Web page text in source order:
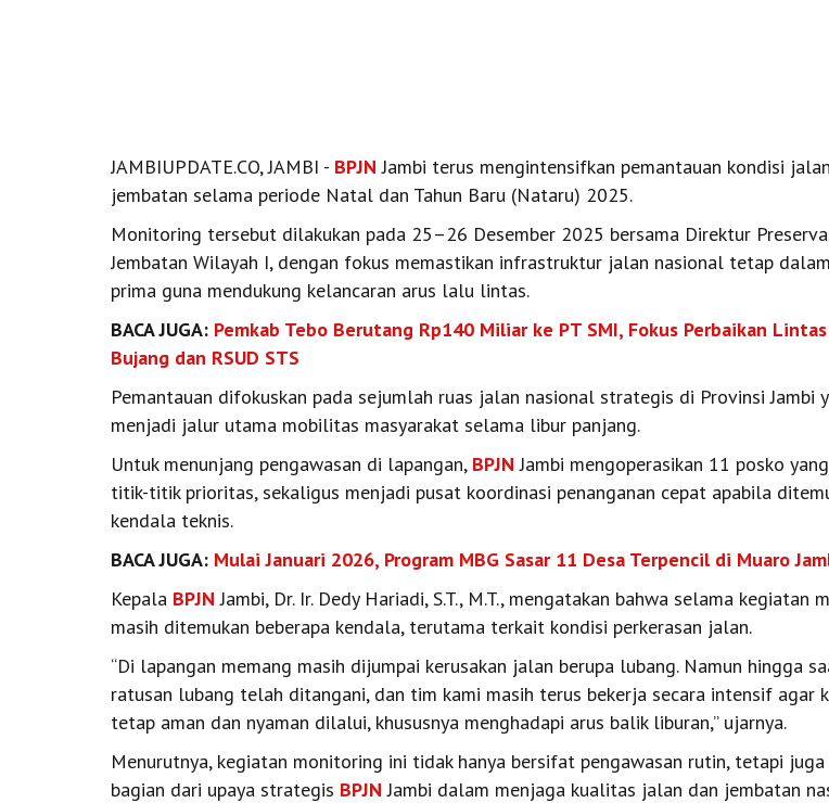
JAMBIUPDATE.CO, JAMBI - BPJN Jambi terus mengintensifkan pemantauan kondisi
jembatan selama periode Natal dan Tahun Baru (Nataru) 2025.
Monitoring tersebut dilakukan pada 25–26 Desember 2025 bersama Direktur
Jembatan Wilayah I, dengan fokus memastikan infrastruktur jalan nasional tetap
prima guna mendukung kelancaran arus lalu lintas.
BACA JUGA: Pemkab Tebo Berutang Rp140 Miliar ke PT SMI, Fokus Perbaikan
Bujang dan RSUD STS
Pemantauan difokuskan pada sejumlah ruas jalan nasional strategis di Provinsi Jambi
menjadi jalur utama mobilitas masyarakat selama libur panjang.
Untuk menunjang pengawasan di lapangan, BPJN Jambi mengoperasikan 11 posko
titik-titik prioritas, sekaligus menjadi pusat koordinasi penanganan cepat apabila
kendala teknis.
BACA JUGA: Mulai Januari 2026, Program MBG Sasar 11 Desa Terpencil di Muaro
Kepala BPJN Jambi, Dr. Ir. Dedy Hariadi, S.T., M.T., mengatakan bahwa selama kegiatan
masih ditemukan beberapa kendala, terutama terkait kondisi perkerasan jalan.
“Di lapangan memang masih dijumpai kerusakan jalan berupa lubang. Namun hingga
ratusan lubang telah ditangani, dan tim kami masih terus bekerja secara intensif agar
tetap aman dan nyaman dilalui, khususnya menghadapi arus balik liburan,” ujarnya.
Menurutnya, kegiatan monitoring ini tidak hanya bersifat pengawasan rutin, tetapi
bagian dari upaya strategis BPJN Jambi dalam menjaga kualitas jalan dan jembatan